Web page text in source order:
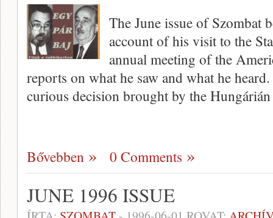
The June issue of Szombat
account of his visit to the
annual meeting of the
reports on what he saw and what he
curious decision brought by the
Bővebben 0 Comments
JUNE 1996 ISSUE